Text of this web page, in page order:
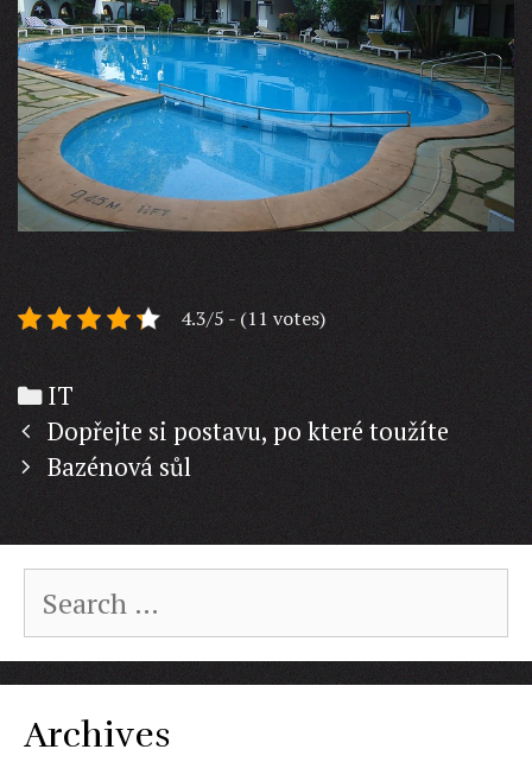
4.3/5 - (11 votes)
Categories
IT
Post
navigation
Dopřejte si postavu, po které toužíte
Bazénová sůl
for:
Archives